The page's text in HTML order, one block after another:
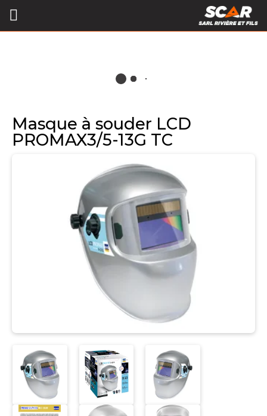
Masque à souder LCD
PROMAX3/5-13G TC